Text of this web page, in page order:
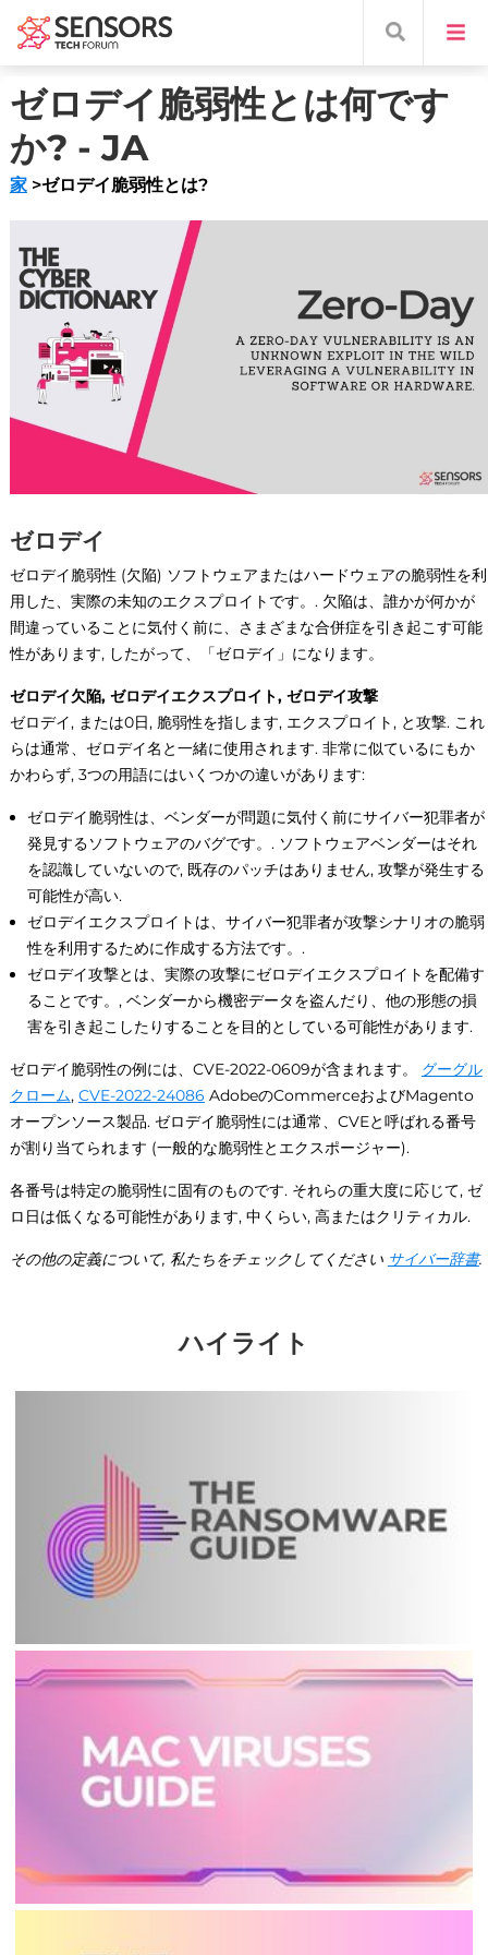
ゼロデイ脆弱性とは何です
か? - JA
家>ゼロデイ脆弱性とは?
ゼロデイ
ゼロデイ脆弱性 (欠陥) ソフトウェアまたはハードウェアの脆弱性を利
用した、実際の未知のエクスプロイトです。. 欠陥は、誰かが何かが
間違っていることに気付く前に、さまざまな合併症を引き起こす可能
性があります, したがって、「ゼロデイ」になります。
ゼロデイ欠陥, ゼロデイエクスプロイト, ゼロデイ攻撃
ゼロデイ, または0日, 脆弱性を指します, エクスプロイト, と攻撃. これ
らは通常、ゼロデイ名と一緒に使用されます. 非常に似ているにもか
かわらず, 3つの用語にはいくつかの違いがあります:
ゼロデイ脆弱性は、ベンダーが問題に気付く前にサイバー犯罪者が
発見するソフトウェアのバグです。. ソフトウェアベンダーはそれ
を認識していないので, 既存のパッチはありません, 攻撃が発生する
可能性が高い.
ゼロデイエクスプロイトは、サイバー犯罪者が攻撃シナリオの脆弱
性を利用するために作成する方法です。.
ゼロデイ攻撃とは、実際の攻撃にゼロデイエクスプロイトを配備す
ることです。, ベンダーから機密データを盗んだり、他の形態の損
害を引き起こしたりすることを目的としている可能性があります.
ゼロデイ脆弱性の例には、CVE-2022-0609が含まれます。 グーグル
クローム, CVE-2022-24086 AdobeのCommerceおよびMagento
オープンソース製品. ゼロデイ脆弱性には通常、CVEと呼ばれる番号
が割り当てられます (一般的な脆弱性とエクスポージャー).
各番号は特定の脆弱性に固有のものです. それらの重大度に応じて, ゼ
ロ日は低くなる可能性があります, 中くらい, 高またはクリティカル.
その他の定義について, 私たちをチェックしてください サイバー辞書.
ハイライト